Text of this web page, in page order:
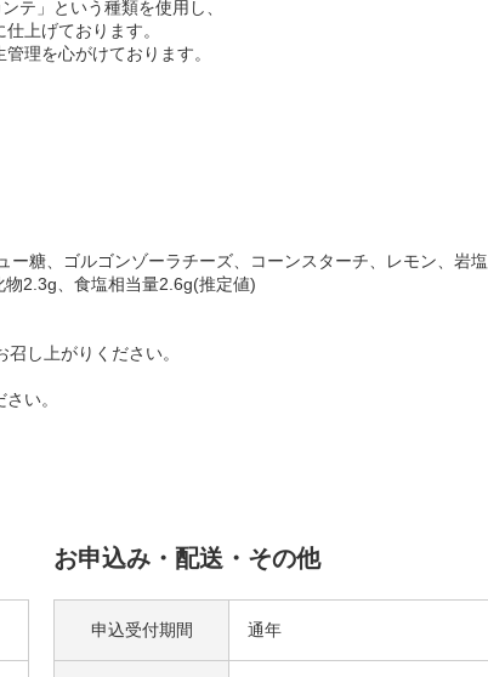
テ」という種類を使用し、
上げております。
理を心がけております。
糖、ゴルゴンゾーラチーズ、コーンスターチ、レモン、岩塩
2.3g、食塩相当量2.6g(推定値)
し上がりください。
い。
お申込み・配送・その他
申込受付期間 通年